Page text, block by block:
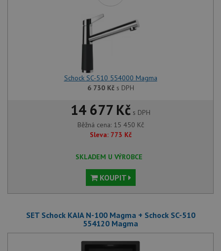
Schock SC-510 554000 Magma
6 730 Kčs DPH
14 677 Kč s DPH
Běžná cena: 15 450 Kč
Sleva: 773 Kč
SKLADEM U VÝROBCE
KOUPIT
SET Schock KAIA N-100 Magma + Schock SC-510
554120 Magma